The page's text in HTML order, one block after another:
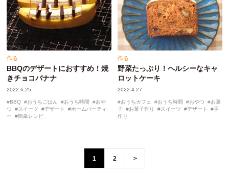
作る
BBQのデザートにおすすめ！焼
きチョコバナナ
2022.6.25
BBQ おうちごはん おうち時間
おや
つ
スイーツ デザート
ホームパーティ
ー
簡単レシピ
作る
野菜たっぷり！ヘルシーなキャ
ロットケーキ
2022.4.27
おうちカフェ おうち時間 おやつ
お菓
子
お菓子作り スイーツ デザート
手
作り
1 2 >